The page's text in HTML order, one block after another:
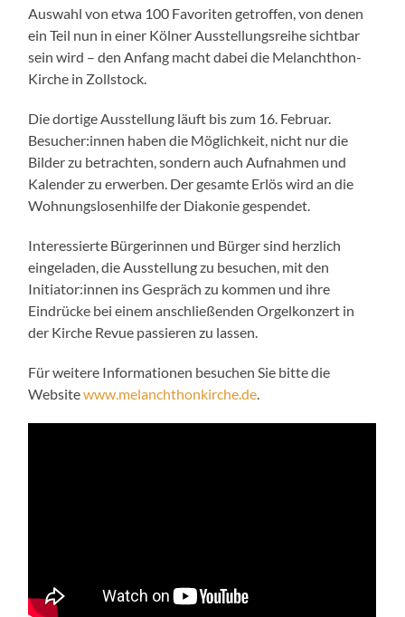
Auswahl von etwa 100 Favoriten getroffen, von denen
ein Teil nun in einer Kölner Ausstellungsreihe sichtbar
sein wird – den Anfang macht dabei die Melanchthon-
Kirche in Zollstock.
Die dortige Ausstellung läuft bis zum 16. Februar.
Besucher:innen haben die Möglichkeit, nicht nur die
Bilder zu betrachten, sondern auch Aufnahmen und
Kalender zu erwerben. Der gesamte Erlös wird an die
Wohnungslosenhilfe der Diakonie gespendet.
Interessierte Bürgerinnen und Bürger sind herzlich
eingeladen, die Ausstellung zu besuchen, mit den
Initiator:innen ins Gespräch zu kommen und ihre
Eindrücke bei einem anschließenden Orgelkonzert in
der Kirche Revue passieren zu lassen.
Für weitere Informationen besuchen Sie bitte die
Websitewww.melanchthonkirche.de